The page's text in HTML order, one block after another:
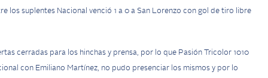
los suplentes Nacional venció 1 a 0 a San Lorenzo con gol de tiro libre
cerradas para los hinchas y prensa, por lo que Pasión Tricolor 1010
con Emiliano Martínez, no pudo presenciar los mismos y por lo